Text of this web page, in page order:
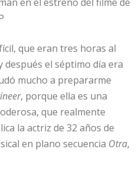
que eran tres horas al
después el séptimo día era
mucho a prepararme
, porque ella es una
que realmente
la actriz de 32 años de
en plano secuencia Otra,